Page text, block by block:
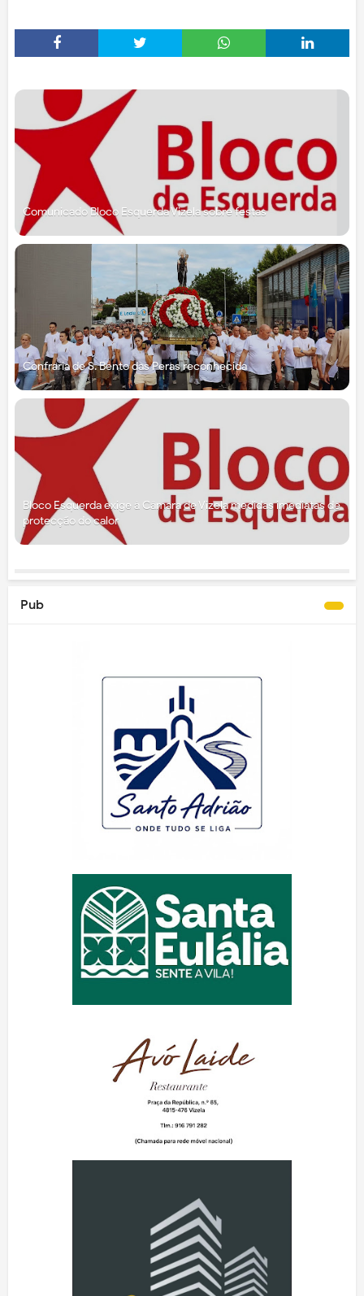
Comunicado Bloco Esquerda Vizela sobre festas
Confraria de S. Bento das Peras reconhecida
Bloco Esquerda exige à Câmara de Vizela medidas imediatas de
protecção do calor
Pub